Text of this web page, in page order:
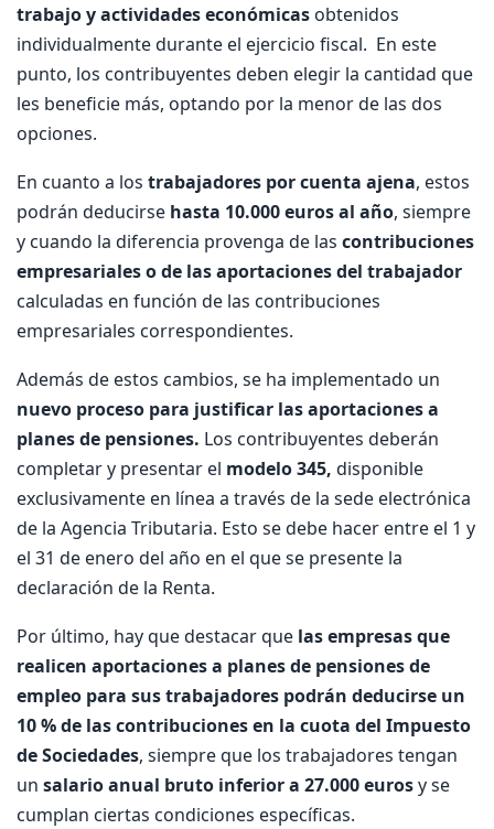
trabajo y actividades económicas obtenidos
individualmente durante el ejercicio fiscal. En este
punto, los contribuyentes deben elegir la cantidad que
les beneficie más, optando por la menor de las dos
opciones.
En cuanto a los trabajadores por cuenta ajena, estos
podrán deducirse hasta 10.000 euros al año, siempre
y cuando la diferencia provenga de las contribuciones
empresariales o de las aportaciones del trabajador
calculadas en función de las contribuciones
empresariales correspondientes.
Además de estos cambios, se ha implementado un
nuevo proceso para justificar las aportaciones a
planes de pensiones. Los contribuyentes deberán
completar y presentar el modelo 345, disponible
exclusivamente en línea a través de la sede electrónica
de la Agencia Tributaria. Esto se debe hacer entre el 1 y
el 31 de enero del año en el que se presente la
declaración de la Renta.
Por último, hay que destacar que las empresas que
realicen aportaciones a planes de pensiones de
empleo para sus trabajadores podrán deducirse un
10 % de las contribuciones en la cuota del Impuesto
de Sociedades, siempre que los trabajadores tengan
un salario anual bruto inferior a 27.000 eurosy se
cumplan ciertas condiciones específicas.